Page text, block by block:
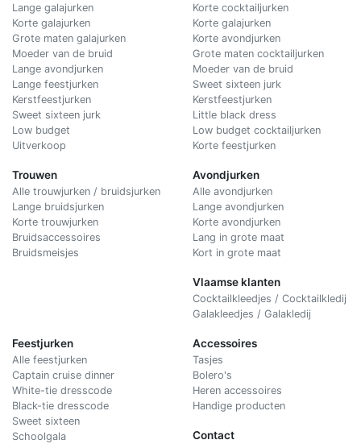
Lange galajurken
Korte galajurken
Grote maten galajurken
Moeder van de bruid
Lange avondjurken
Lange feestjurken
Kerstfeestjurken
Sweet sixteen jurk
Low budget
Uitverkoop
Trouwen
Alle trouwjurken / bruidsjurken
Lange bruidsjurken
Korte trouwjurken
Bruidsaccessoires
Bruidsmeisjes
Korte cocktailjurken
Korte galajurken
Korte avondjurken
Grote maten cocktailjurken
Moeder van de bruid
Sweet sixteen jurk
Kerstfeestjurken
Little black dress
Low budget cocktailjurken
Korte feestjurken
Avondjurken
Alle avondjurken
Lange avondjurken
Korte avondjurken
Lang in grote maat
Kort in grote maat
Vlaamse klanten
Cocktailkleedjes / Cocktailkledij
Galakleedjes / Galakledij
Feestjurken
Alle feestjurken
Captain cruise dinner
White-tie dresscode
Black-tie dresscode
Sweet sixteen
Schoolgala
Accessoires
Tasjes
Bolero's
Heren accessoires
Handige producten
Contact